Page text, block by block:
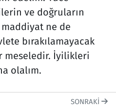
ve doğruların
maddiyat ne de
bırakılamayacak
meseledir. İyilikleri
olalım.
SONRAKI